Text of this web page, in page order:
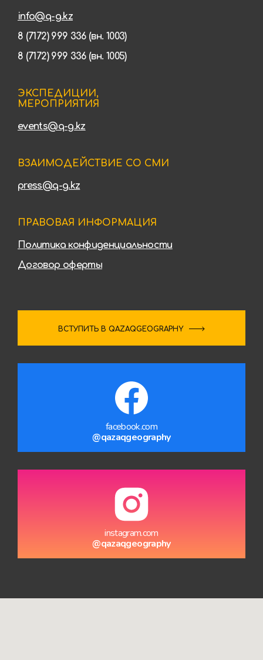
info@q-g.kz
8 (7172) 999 336 (вн. 1003)
8 (7172) 999 336 (вн. 1005)
ЭКСПЕДИЦИИ,
МЕРОПРИЯТИЯ
events@q-g.kz
ВЗАИМОДЕЙСТВИЕ СО СМИ
press@q-g.kz
ПРАВОВАЯ ИНФОРМАЦИЯ
Политика конфиденциальности
Договор оферты
ВСТУПИТЬ В QAZAQGEOGRAPHY
facebook.com
@qazaqgeography
instagram.com
@qazaqgeography